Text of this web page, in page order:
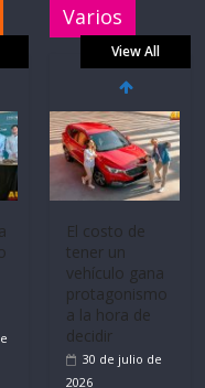
Varios
View All
Ultima película
‘Spider‑Man:
Brand New
Day’ pone en
escena a
BMW
29 de julio de
2026